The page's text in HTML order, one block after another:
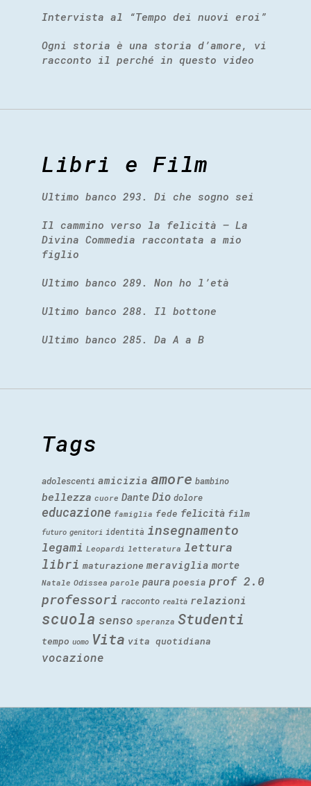
Intervista al “Tempo dei nuovi eroi”
Ogni storia è una storia d’amore, vi
racconto il perché in questo video
Libri e Film
Ultimo banco 293. Di che sogno sei
Il cammino verso la felicità – La
Divina Commedia raccontata a mio
figlio
Ultimo banco 289. Non ho l’età
Ultimo banco 288. Il bottone
Ultimo banco 285. Da A a B
Tags
adolescenti amicizia amore bambino
bellezza cuore Dante Dio dolore
educazione famiglia fede felicità film
futuro genitori identità insegnamento
legami Leopardi letteratura lettura
libri maturazione meraviglia morte
Natale Odissea parole paura poesia prof 2.0
professori racconto realtà relazioni
scuola senso speranza Studenti
tempo uomo Vita vita quotidiana
vocazione